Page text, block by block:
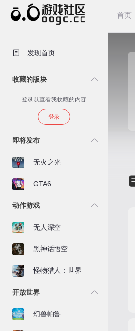
首页
发现首页
收藏的版块
登录以查看我收藏的内容
登录
即将发布
无火之光
GTA6
动作游戏
无人深空
黑神话悟空
怪物猎人：世界
开放世界
幻兽帕鲁